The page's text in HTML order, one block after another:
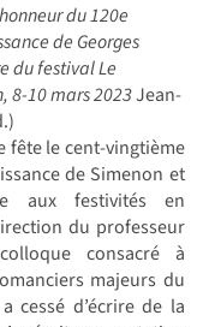
du 120e
de Georges
du festival Le
8-10 mars 2023Jean-
fête le cent-vingtième
de Simenon et
aux festivités en
du professeur
consacré à
majeurs du
cessé d’écrire de la